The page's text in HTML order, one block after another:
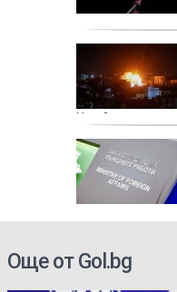
Украйна
Още от Gol.bg